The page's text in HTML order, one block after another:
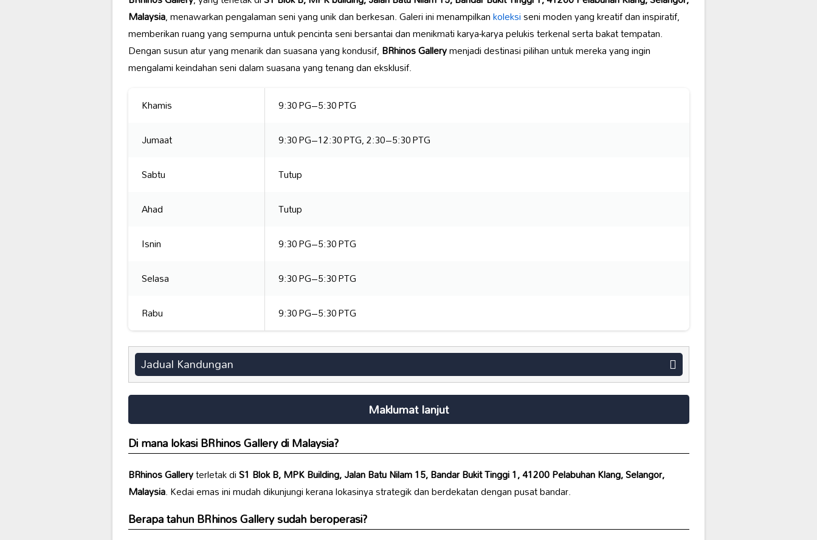
Malaysia, menawarkan pengalaman seni yang unik dan berkesan. Galeri ini menampilkankoleksiseni moden yang kreatif dan inspiratif,
memberikan ruang yang sempurna untuk pencinta seni bersantai dan menikmati karya-karya pelukis terkenal serta bakat tempatan.
Dengan susun atur yang menarik dan suasana yang kondusif,BRhinos Gallerymenjadi destinasi pilihan untuk mereka yang ingin
mengalami keindahan seni dalam suasana yang tenang dan eksklusif.
Khamis
9:30 PG–5:30 PTG
Jumaat
9:30 PG–12:30 PTG, 2:30–5:30 PTG
Sabtu
Tutup
Ahad
Tutup
Isnin
9:30 PG–5:30 PTG
Selasa
9:30 PG–5:30 PTG
Rabu
9:30 PG–5:30 PTG
Jadual Kandungan
Maklumat lanjut
Di mana lokasiBRhinos Gallerydi Malaysia?
BRhinos Galleryterletak diS1 Blok B, MPK Building, Jalan Batu Nilam 15, Bandar Bukit Tinggi 1, 41200 Pelabuhan Klang, Selangor,
Malaysia. Kedai emas ini mudah dikunjungi kerana lokasinya strategik dan berdekatan dengan pusat bandar.
Berapa tahunBRhinos Gallerysudah beroperasi?